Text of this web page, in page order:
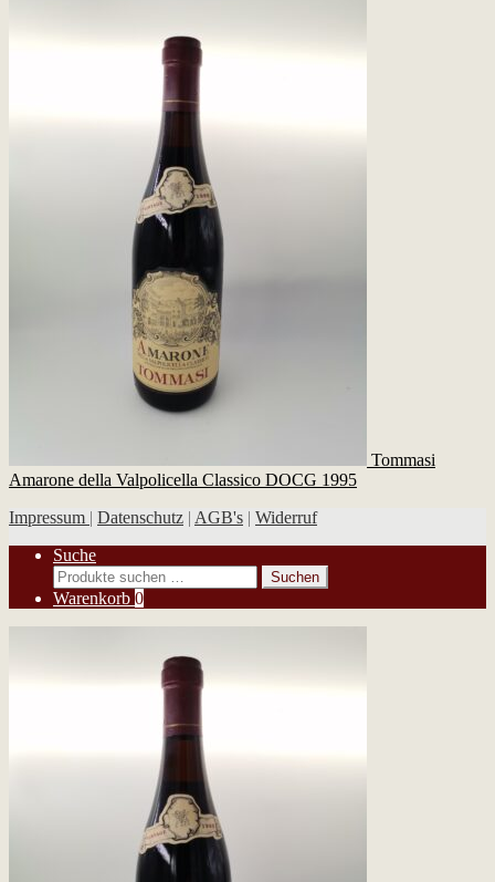
Tommasi
Amarone della Valpolicella Classico DOCG 1995
Impressum | Datenschutz | AGB's | Widerruf
Suche
Suchen
nach:
Suchen
Warenkorb 0